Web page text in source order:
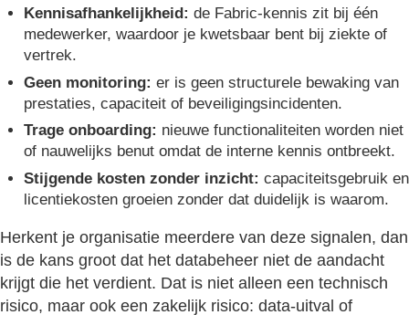
Kennisafhankelijkheid: de Fabric-kennis zit bij één
medewerker, waardoor je kwetsbaar bent bij ziekte of
vertrek.
Geen monitoring: er is geen structurele bewaking van
prestaties, capaciteit of beveiligingsincidenten.
Trage onboarding: nieuwe functionaliteiten worden niet
of nauwelijks benut omdat de interne kennis ontbreekt.
Stijgende kosten zonder inzicht: capaciteitsgebruik en
licentiekosten groeien zonder dat duidelijk is waarom.
Herkent je organisatie meerdere van deze signalen, dan
is de kans groot dat het databeheer niet de aandacht
krijgt die het verdient. Dat is niet alleen een technisch
risico, maar ook een zakelijk risico: data-uitval of